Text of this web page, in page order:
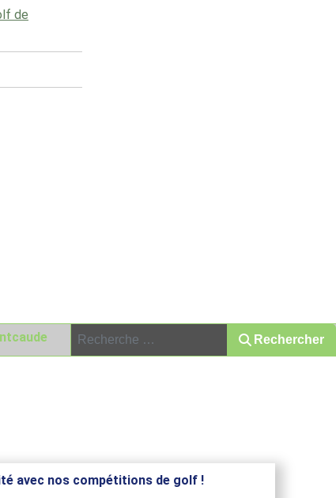
de
Rechercher Rechercher
avec nos compétitions de golf !